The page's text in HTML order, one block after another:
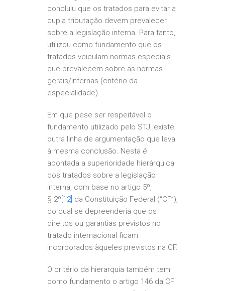
concluiu que os tratados para evitar a
dupla tributação devem prevalecer
sobre a legislação interna. Para tanto,
utilizou como fundamento que os
tratados veiculam normas especiais
que prevalecem sobre as normas
gerais/internas (critério da
especialidade).
Em que pese ser respeitável o
fundamento utilizado pelo STJ, existe
outra linha de argumentação que leva
à mesma conclusão. Nesta é
apontada a superioridade hierárquica
dos tratados sobre a legislação
interna, com base no artigo 5º,
§ 2º [12] da Constituição Federal (“CF”),
do qual se depreenderia que os
direitos ou garantias previstos no
tratado internacional ficam
incorporados àqueles previstos na CF.
O critério da hierarquia também tem
como fundamento o artigo 146 da CF